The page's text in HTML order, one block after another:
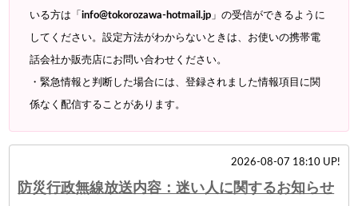
いる方は「info@tokorozawa-hotmail.jp 」の受信ができるように
してください。設定方法がわからないときは、お使いの携帯電
話会社か販売店にお問い合わせください。
・緊急情報と判断した場合には、登録されました情報項目に関
係なく配信することがあります。
2026-08-07 18:10 UP!
防災行政無線放送内容：迷い人に関するお知らせ